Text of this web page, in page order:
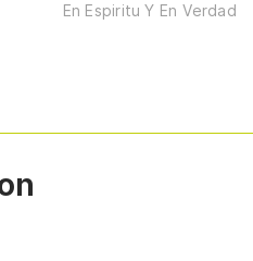
En Espiritu Y En Verdad